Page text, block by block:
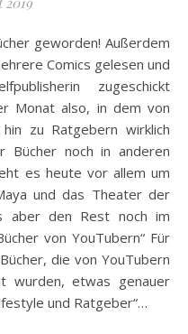
Comics gelesen und
zugeschickt
Monat also, in dem von
zu Ratgebern wirklich
Bücher noch in anderen
es heute vor allem um
und das Theater der
aber den Rest noch im
von YouTubern“ Für
die von YouTubern
wurden, etwas genauer
und Ratgeber“…